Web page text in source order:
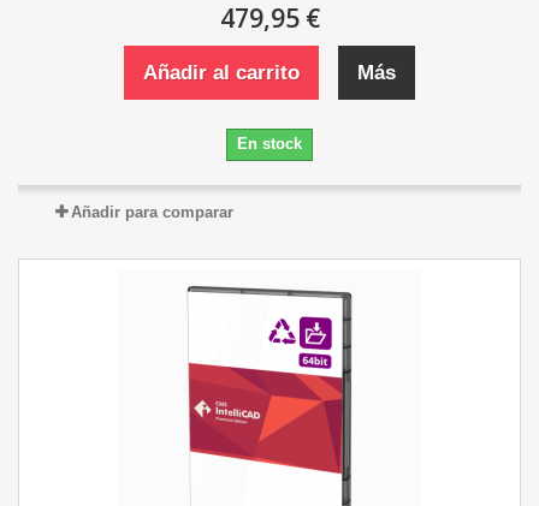
479,95 €
Añadir al carrito Más
En stock
Añadir para comparar